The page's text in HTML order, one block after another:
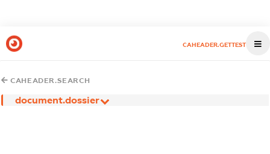
CAHEADER.GETTEST
CAHEADER.SEARCH
document.dossier